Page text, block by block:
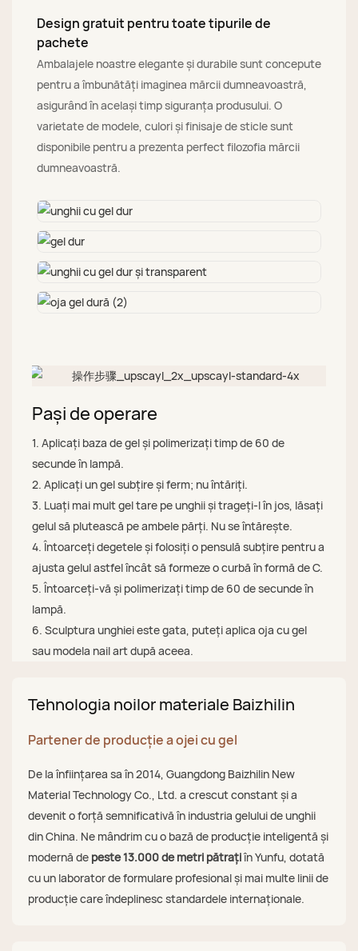
Design gratuit pentru toate tipurile de
pachete
Ambalajele noastre elegante și durabile sunt concepute
pentru a îmbunătăți imaginea mărcii dumneavoastră,
asigurând în același timp siguranța produsului. O
varietate de modele, culori și finisaje de sticle sunt
disponibile pentru a prezenta perfect filozofia mărcii
dumneavoastră.
Pași de operare
1. Aplicați baza de gel și polimerizați timp de 60 de
secunde în lampă.
2. Aplicați un gel subțire și ferm; nu întăriți.
3. Luați mai mult gel tare pe unghii și trageți-l în jos, lăsați
gelul să plutească pe ambele părți. Nu se întărește.
4. Întoarceți degetele și folosiți o pensulă subțire pentru a
ajusta gelul astfel încât să formeze o curbă în formă de C.
5. Întoarceți-vă și polimerizați timp de 60 de secunde în
lampă.
6. Sculptura unghiei este gata, puteți aplica oja cu gel
sau modela nail art după aceea.
Tehnologia noilor materiale Baizhilin
Partener de producție a ojei cu gel
De la înființarea sa în 2014, Guangdong Baizhilin New
Material Technology Co., Ltd. a crescut constant și a
devenit o forță semnificativă în industria gelului de unghii
din China. Ne mândrim cu o bază de producție inteligentă și
modernă de peste 13.000 de metri pătrațiîn Yunfu, dotată
cu un laborator de formulare profesional și mai multe linii de
producție care îndeplinesc standardele internaționale.